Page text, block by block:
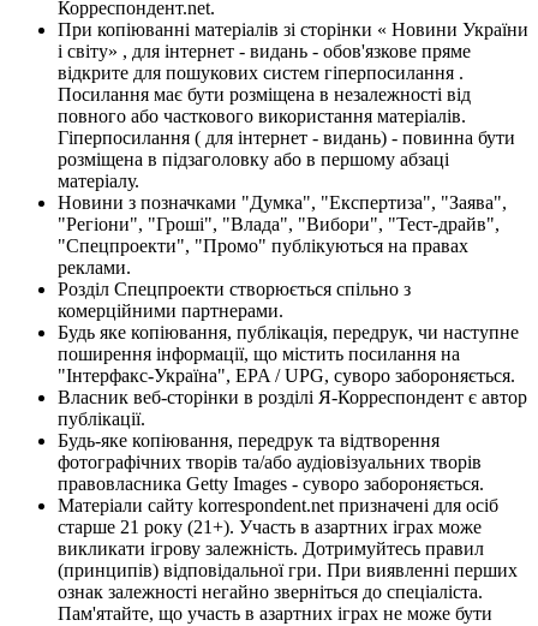
Корреспондент.net.
При копіюванні матеріалів зі сторінки « Новини України
і світу» , для інтернет - видань - обов'язкове пряме
відкрите для пошукових систем гіперпосилання .
Посилання має бути розміщена в незалежності від
повного або часткового використання матеріалів.
Гіперпосилання ( для інтернет - видань) - повинна бути
розміщена в підзаголовку або в першому абзаці
матеріалу.
Новини з позначками "Думка", "Експертиза", "Заява",
"Регіони", "Гроші", "Влада", "Вибори", "Тест-драйв",
"Спецпроекти", "Промо" публікуються на правах
реклами.
Розділ Спецпроекти створюється спільно з
комерційними партнерами.
Будь яке копіювання, публікація, передрук, чи наступне
поширення інформації, що містить посилання на
"Інтерфакс-Україна", EPA / UPG, суворо забороняється.
Власник веб-сторінки в розділі Я-Корреспондент є автор
публікації.
Будь-яке копіювання, передрук та відтворення
фотографічних творів та/або аудіовізуальних творів
правовласника Getty Images - суворо забороняється.
Матеріали сайту korrespondent.net призначені для осіб
старше 21 року (21+). Участь в азартних іграх може
викликати ігрову залежність. Дотримуйтесь правил
(принципів) відповідальної гри. При виявленні перших
ознак залежності негайно зверніться до спеціаліста.
Пам'ятайте, що участь в азартних іграх не може бути